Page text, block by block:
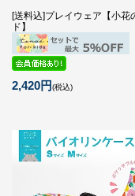
[送料込]プレイウェア【小花
ド】
2,420円(税込)